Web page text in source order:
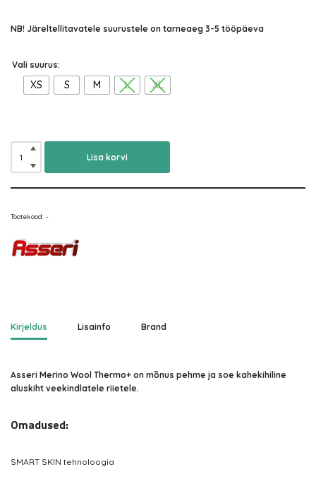
NB! Järeltellitavatele suurustele on tarneaeg 3-5 tööpäeva
Vali suurus:
XS S M L XL
Lisa korvi
Tootekood: -
Kirjeldus Lisainfo Brand
Asseri Merino Wool Thermo+ on mõnus pehme ja soe kahekihiline
aluskiht veekindlatele riietele.
Omadused:
SMART SKIN tehnoloogia